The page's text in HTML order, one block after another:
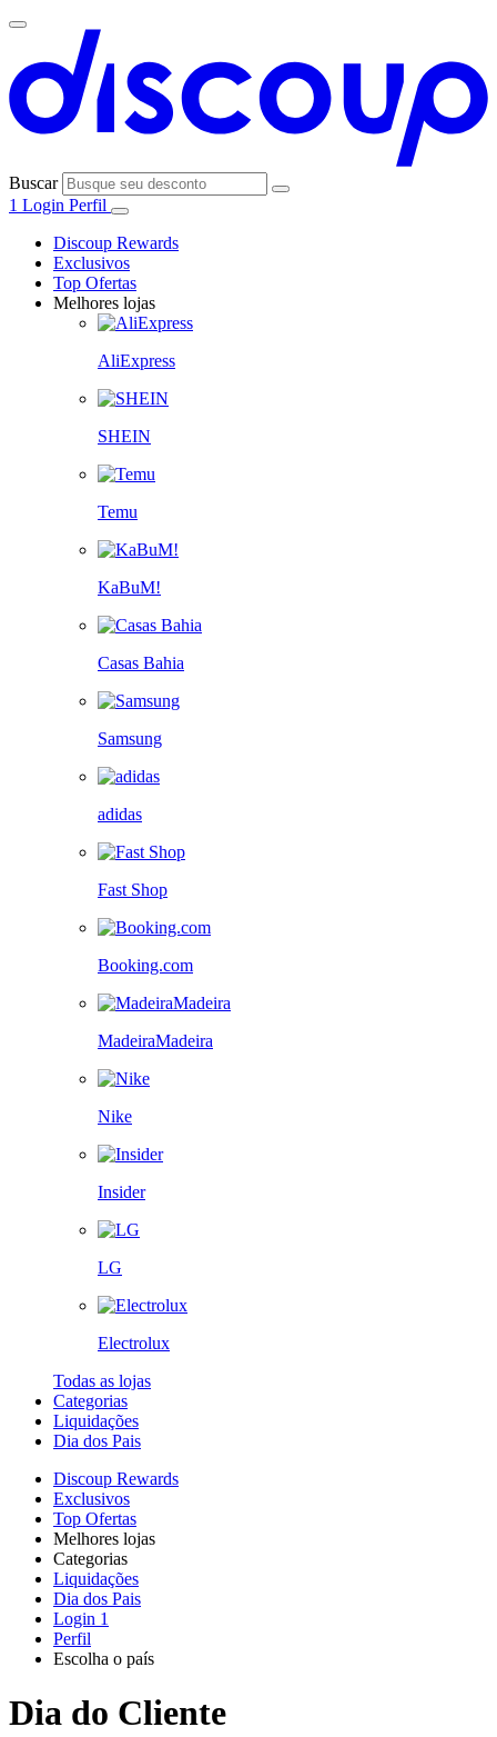
Buscar
1 Login Perfil
Discoup Rewards
Exclusivos
Top Ofertas
Melhores lojas
AliExpress
SHEIN
Temu
KaBuM!
Casas Bahia
Samsung
adidas
Fast Shop
Booking.com
MadeiraMadeira
Nike
Insider
LG
Electrolux
Todas as lojas
Categorias
Liquidações
Dia dos Pais
Discoup Rewards
Exclusivos
Top Ofertas
Melhores lojas
AliExpress
SHEIN
Categorias
Informática
Liquidações
Dia dos Pais
Login 1
Perfil
Escolha o país
States
Kingdom
Dia do Cliente